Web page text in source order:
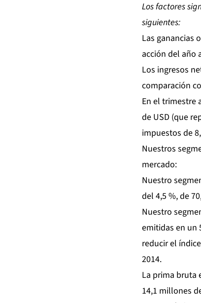
Los factores
siguientes:
Las ganancias
acción del año
Los ingresos
comparación
En el trimestre
de USD (que
impuestos de
Nuestros
mercado:
Nuestro
del 4,5 %, de
Nuestro
emitidas en un
reducir el
2014.
La prima bruta
14,1 millones